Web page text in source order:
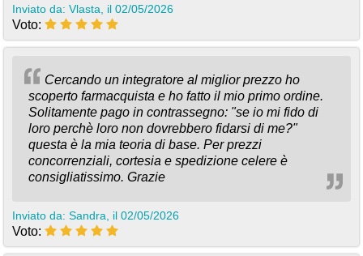
Inviato da: Vlasta, il 02/05/2026
Voto:
Cercando un integratore al miglior prezzo ho
scoperto farmacquista e ho fatto il mio primo ordine.
Solitamente pago in contrassegno: "se io mi fido di
loro perchè loro non dovrebbero fidarsi di me?"
questa è la mia teoria di base. Per prezzi
concorrenziali, cortesia e spedizione celere è
consigliatissimo. Grazie
Inviato da: Sandra, il 02/05/2026
Voto: